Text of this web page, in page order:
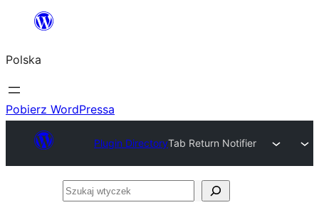
Przejdź
treści
Polska
Pobierz WordPressa
Plugin DirectoryTab Return Notifier
Szukaj